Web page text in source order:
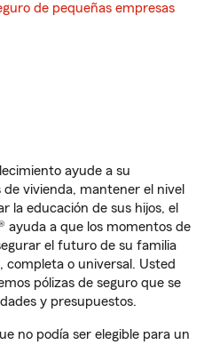
de pequeñas empresas
ayude a su
vivienda, mantener el nivel
la educación de sus hijos, el
ayuda a que los momentos de
el futuro de su familia
completa o universal. Usted
pólizas de seguro que se
y presupuestos.
no podía ser elegible para un